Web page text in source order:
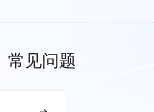
常见问题